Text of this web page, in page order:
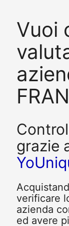
Vuoi
grazie
verificare
azienda
ed avere